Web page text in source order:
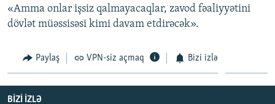
«Amma onlar işsiz qalmayacaqlar, zavod fəaliyyətini
dövlət müəssisəsi kimi davam etdirəcək».
Paylaş VPN-siz açmaq Bizi izlə
BIZI IZLƏ